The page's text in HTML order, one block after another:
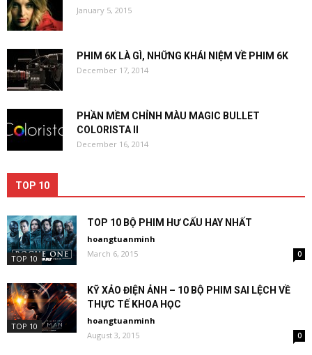
January 5, 2015
PHIM 6K LÀ GÌ, NHỮNG KHÁI NIỆM VỀ PHIM 6K
December 17, 2014
PHẦN MỀM CHỈNH MÀU MAGIC BULLET
COLORISTA II
December 16, 2014
TOP 10
TOP 10
TOP 10 BỘ PHIM HƯ CẤU HAY NHẤT
hoangtuanminh
March 6, 2015
0
TOP 10
KỸ XẢO ĐIỆN ẢNH – 10 BỘ PHIM SAI LỆCH VỀ
THỰC TẾ KHOA HỌC
hoangtuanminh
August 3, 2015
0